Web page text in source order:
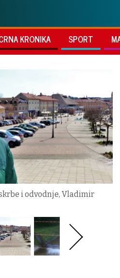
KRONIKA SPORT
i odvodnje, Vladimir